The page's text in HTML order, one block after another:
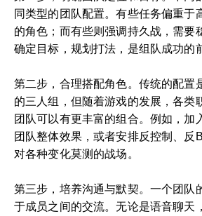
同类型的团队配置。有些任务偏重于
的角色；而有些则强调持久战，需要
确定目标，规划打法，是组队成功的
第二步，合理搭配角色。传统的配置
的三人组，但随着游戏的发展，各类
团队可以有更丰富的组合。例如，加
团队整体效果，或者安排反控制、反
对各种变化莫测的战场。
第三步，培养沟通与默契。一个团队
于成员之间的交流。无论是语音聊天